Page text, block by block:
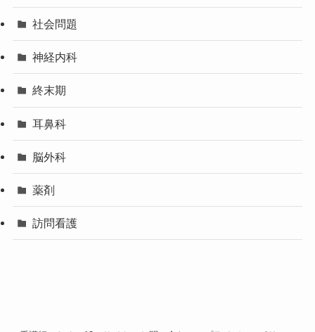
社会問題
神経内科
終末期
耳鼻科
脳外科
薬剤
訪問看護